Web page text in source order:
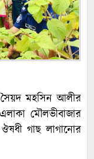
সৈয়দ মহসিন আলীর
মৌলভীবাজার
গাছ লাগানোর